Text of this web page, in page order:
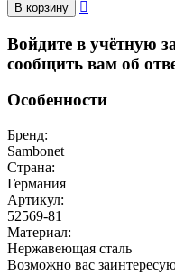
В корзину 
Войдите в учётную
сообщить вам об
Особенности
Бренд:
Sambonet
Страна:
Германия
Артикул:
52569-81
Материал:
Нержавеющая сталь
Возможно вас